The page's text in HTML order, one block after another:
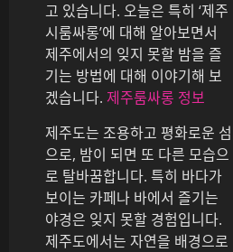
고 있습니다. 오늘은 특히 ‘제주
시룸싸롱’에 대해 알아보면서
제주에서의 잊지 못할 밤을 즐
기는 방법에 대해 이야기해 보
겠습니다. 제주룸싸롱 정보
제주도는 조용하고 평화로운 섬
으로, 밤이 되면 또 다른 모습으
로 탈바꿈합니다. 특히 바다가
보이는 카페나 바에서 즐기는
야경은 잊지 못할 경험입니다.
제주도에서는 자연을 배경으로